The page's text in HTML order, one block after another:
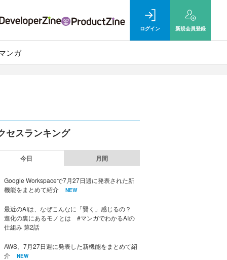
ログイン 新規会員登録
ンガ
セスランキング
今日 月間
Google Workspaceで7月27日週に発表された新
機能をまとめて紹介
NEW
最近のAIは、なぜこんなに「賢く」感じるの？
進化の裏にあるモノとは #マンガでわかるAIの
仕組み 第2話
AWS、7月27日週に発表した新機能をまとめて紹
介
NEW